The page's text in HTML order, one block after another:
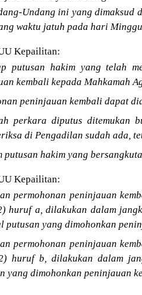
Undang ini yang
waktu jatuh pada hari
Kepailitan:
putusan hakim yang telah
kembali kepada Mahkamah
peninjauan kembali dapat
perkara diputus ditemukan
di Pengadilan sudah ada,
putusan hakim yang
Kepailitan:
permohonan peninjauan
huruf a, dilakukan dalam
putusan yang dimohonkan
permohonan peninjauan
huruf b, dilakukan dalam
yang dimohonkan peninjauan